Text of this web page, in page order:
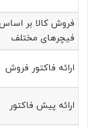
فروش کالا بر
فیچرهای مختلف
ارائه فاکتور فروش
ارائه پیش فاکتور